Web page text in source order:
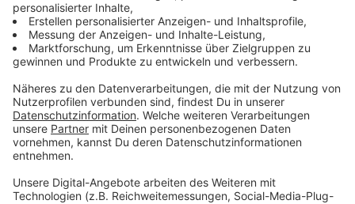
Zum Newsletter anmelden
Du möchtest uns etwas sagen?